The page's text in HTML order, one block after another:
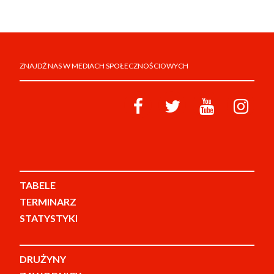
ZNAJDŹ NAS W MEDIACH SPOŁECZNOŚCIOWYCH
TABELE
TERMINARZ
STATYSTYKI
DRUŻYNY